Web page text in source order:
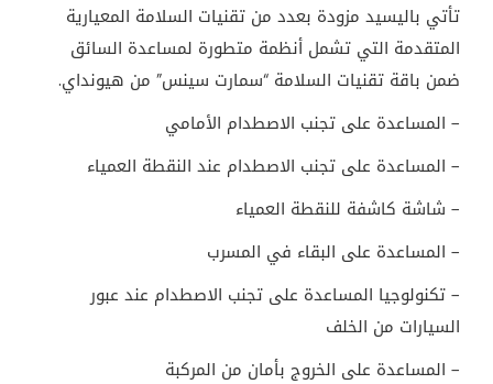
تأتي باليسيد مزودة بعدد من تقنيات السلامة المعيارية
المتقدمة التي تشمل أنظمة متطورة لمساعدة السائق
ضمن باقة تقنيات السلامة “سمارت سينس” من هيونداي.
– المساعدة على تجنب الاصطدام الأمامي
– المساعدة على تجنب الاصطدام عند النقطة العمياء
– شاشة كاشفة للنقطة العمياء
– المساعدة على البقاء في المسرب
– تكنولوجيا المساعدة على تجنب الاصطدام عند عبور
السيارات من الخلف
– المساعدة على الخروج بأمان من المركبة